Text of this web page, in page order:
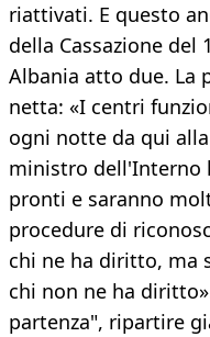
riattivati. E questo
della Cassazione del
Albania atto due. La
netta: «I centri
ogni notte da qui
ministro dell'Interno
pronti e saranno
procedure di
chi ne ha diritto,
chi non ne ha
partenza", ripartire